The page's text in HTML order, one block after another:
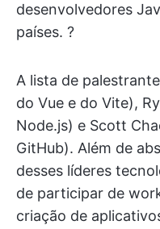
desenvolvedores
países. ?
A lista de
do Vue e do Vite),
Node.js) e Scott
GitHub). Além de
desses líderes
de participar de
criação de